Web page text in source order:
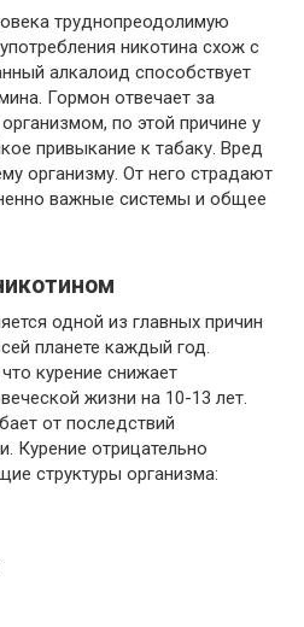
труднопреодолимую
никотина схож с
алкалоид способствует
Гормон отвечает за
по этой причине у
привыкание к табаку. Вред
организму. От него страдают
важные системы и общее
одной из главных причин
планете каждый год.
курение снижает
жизни на 10-13 лет.
от последствий
Курение отрицательно
структуры организма: